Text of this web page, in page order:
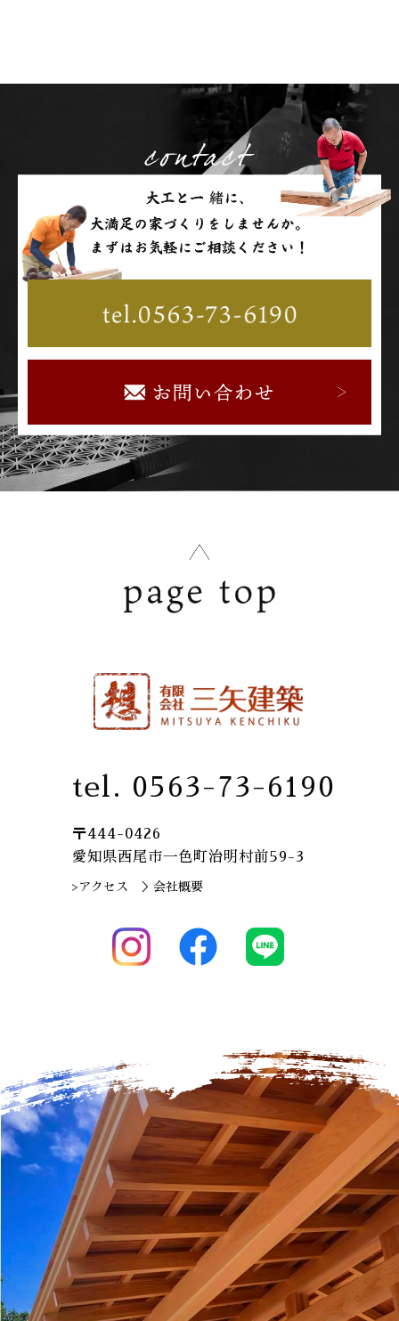
tel. 0563-73-6190
〒444-0426
愛知県西尾市一色町治明村前59-3
>アクセス ＞会社概要